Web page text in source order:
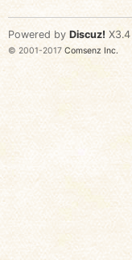
Powered by Discuz! X3.4
© 2001-2017 Comsenz Inc.